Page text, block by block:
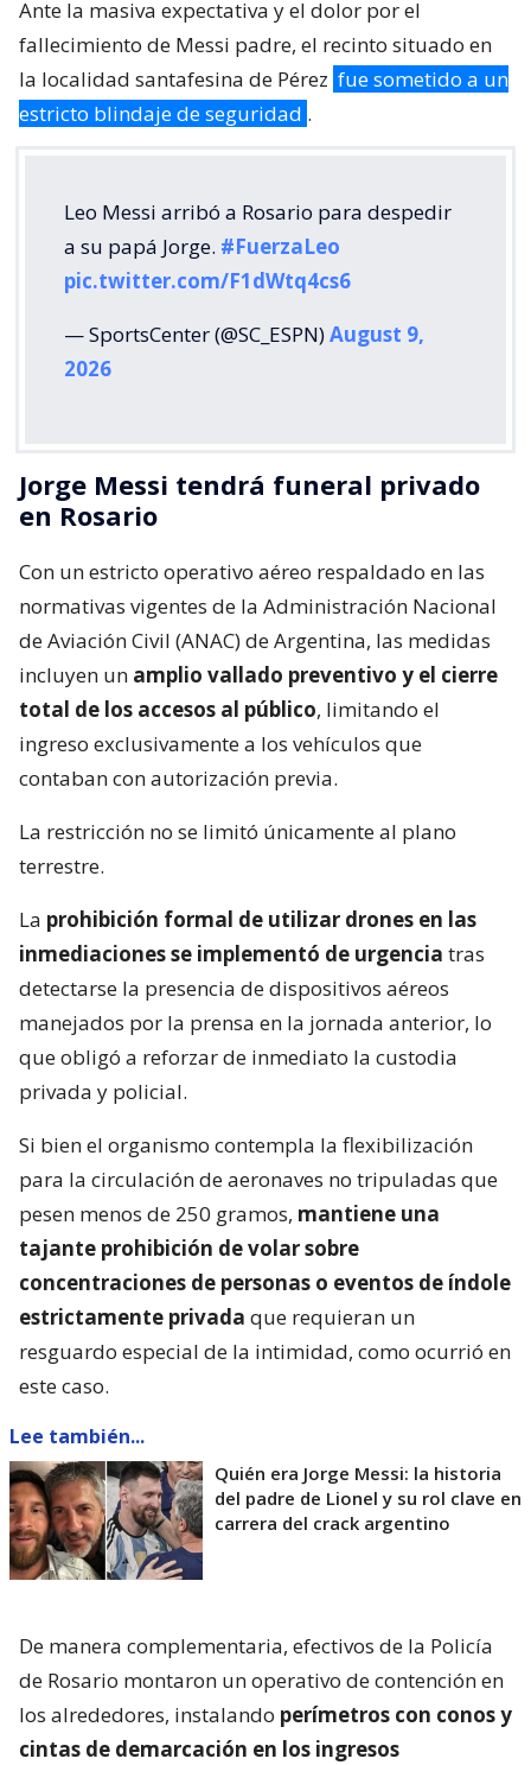
Ante la masiva expectativa y el dolor por el
fallecimiento de Messi padre, el recinto situado en
la localidad santafesina de Pérez fue sometido a un
estricto blindaje de seguridad .
Leo Messi arribó a Rosario para despedir
a su papá Jorge. #FuerzaLeo
pic.twitter.com/F1dWtq4cs6
— SportsCenter (@SC_ESPN)August 9,
2026
Jorge Messi tendrá funeral privado
en Rosario
Con un estricto operativo aéreo respaldado en las
normativas vigentes de la Administración Nacional
de Aviación Civil (ANAC) de Argentina, las medidas
incluyen un amplio vallado preventivo y el cierre
total de los accesos al público, limitando el
ingreso exclusivamente a los vehículos que
contaban con autorización previa.
La restricción no se limitó únicamente al plano
terrestre.
La prohibición formal de utilizar drones en las
inmediaciones se implementó de urgencia tras
detectarse la presencia de dispositivos aéreos
manejados por la prensa en la jornada anterior, lo
que obligó a reforzar de inmediato la custodia
privada y policial.
Si bien el organismo contempla la flexibilización
para la circulación de aeronaves no tripuladas que
pesen menos de 250 gramos, mantiene una
tajante prohibición de volar sobre
concentraciones de personas o eventos de índole
estrictamente privada que requieran un
resguardo especial de la intimidad, como ocurrió en
este caso.
Lee también...
Quién era Jorge Messi: la historia
del padre de Lionel y su rol clave en
carrera del crack argentino
De manera complementaria, efectivos de la Policía
de Rosario montaron un operativo de contención en
los alrededores, instalando perímetros con conos y
cintas de demarcación en los ingresos